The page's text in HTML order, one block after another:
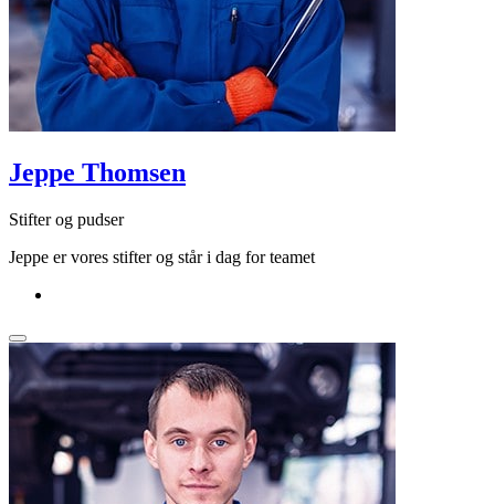
Jeppe Thomsen
Stifter og pudser
Jeppe er vores stifter og står i dag for teamet